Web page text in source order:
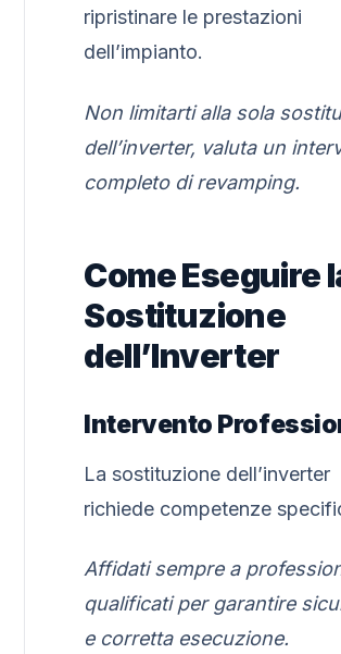
ripristinare le prestazioni
dell’impianto.
Non limitarti alla sola
dell’inverter, valuta un
completo di revamping.
Come Eseguire
Sostituzione
dell’Inverter
Intervento
La sostituzione dell’inverter
richiede competenze
Affidati sempre a
qualificati per garantire
e corretta esecuzione.